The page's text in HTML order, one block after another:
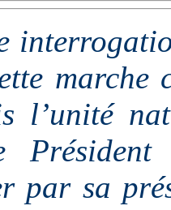
marche
l’unité
par sa